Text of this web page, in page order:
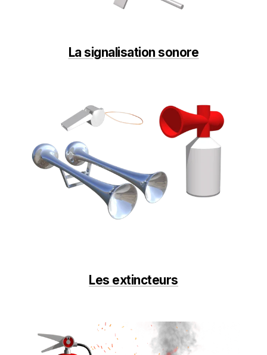
La signalisation sonore
Les extincteurs